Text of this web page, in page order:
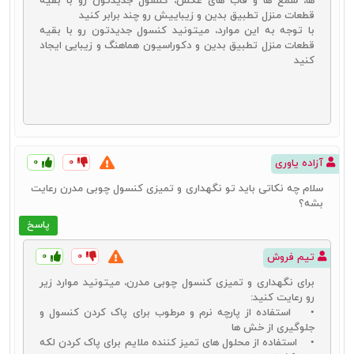
قیمت آینه و کنسول چوبی
قیمت خرید همیشه یکی از دغدغه‌های کاربران برای خرید هر محصولی
است. مسلماً همه به دنبال خرید بهترین محصولات با مناسب‌ترین قیمت‌ها
هستند. برای این منظور بایستی با عوامل مؤثر برقیمت کنسول چوبی
باشید. در چنین شرایطی می‌توانید حتی برای بهینه‌سازی هزینه و
آینه و کنسولمورد نظر خود نیز اقدام کنید. قیمت کنسول چوبی می‌تواند
قطعات منزل تطبیق بدین و زیباییش رو چند برابر کنید
با توجه به این موارد، میتونید کنسول جدیدتون رو با بقیه
قطعات منزل تطبیق بدین و دکوراسیون هماهنگ و زیبایی ایجاد
کنید
آزاده یاوری ۰ ۰
پاسخ
سلام چه نکاتی باید تو نگهداری و تمیزی کنسول چوبی مدرن رعایت
بشه؟
تیم فروش ۰ ۰
برای نگهداری و تمیزی کنسول چوبی مدرن، میتونید موارد زیر
رو رعایت کنید:
• استفاده از پارچه نرم و مرطوب برای پاک کردن کنسول و
جلوگیری از خش‌ ها
• استفاده از محلول‌ های تمیز کننده ملایم برای پاک کردن لکه‌